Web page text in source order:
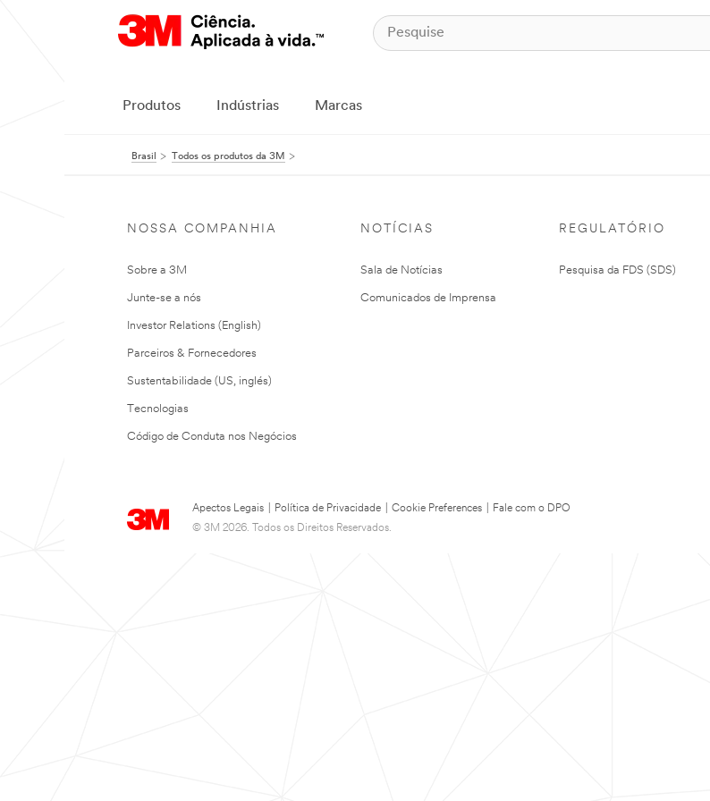
Produtos Indústrias Marcas
Brasil Todos os produtos da 3M
NOSSA COMPANHIA
Sobre a 3M
Junte-se a nós
Investor Relations (English)
Parceiros & Fornecedores
Sustentabilidade (US, inglés)
Tecnologias
Código de Conduta nos Negócios
NOTÍCIAS
Sala de Notícias
Comunicados de Imprensa
REGULATÓRIO
Pesquisa da FDS (SDS)
Apectos Legais Política de Privacidade Cookie Preferences
Fale com o DPO
© 3M 2026. Todos os Direitos Reservados.